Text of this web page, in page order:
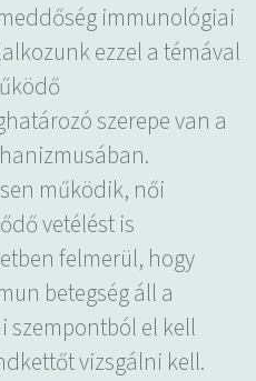
immunológiai
ezzel a témával
szerepe van a
működik, női
vetélést is
felmerül, hogy
betegség áll a
szempontból el kell
vizsgálni kell.